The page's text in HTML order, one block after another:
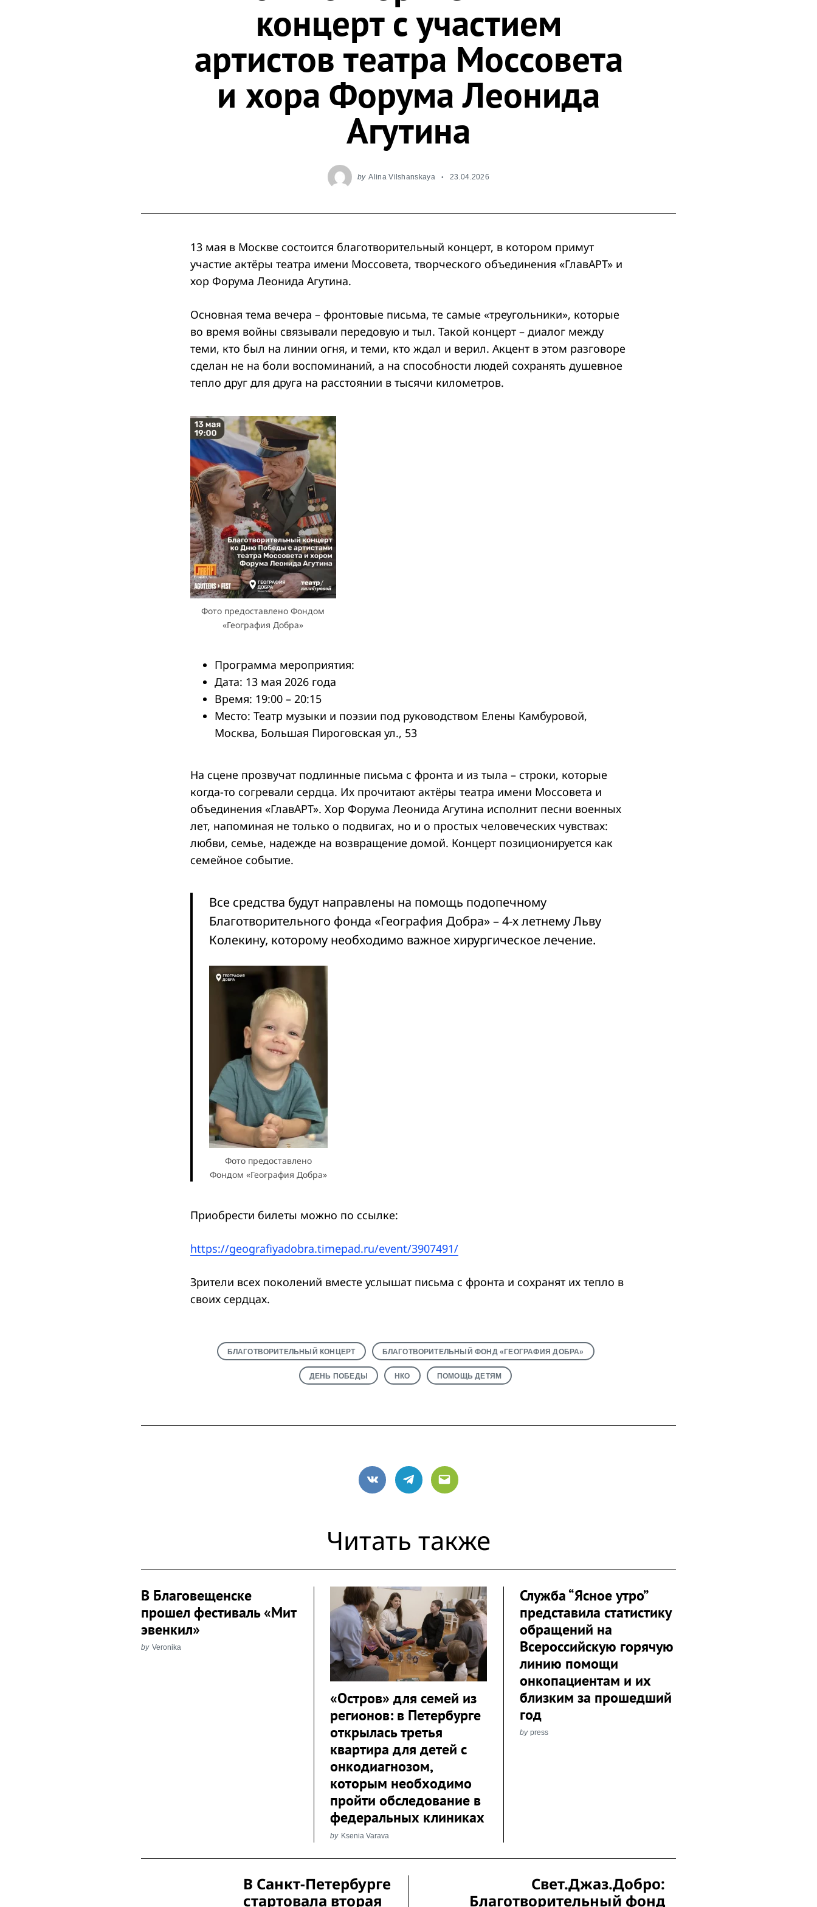
концерт с участием
артистов театра Моссовета
и хора Форума Леонида
Агутина
by Alina Vilshanskaya 23.04.2026
13 мая в Москве состоится благотворительный концерт, в котором примут
участие актёры театра имени Моссовета, творческого объединения «ГлавАРТ» и
хор Форума Леонида Агутина.
Основная тема вечера – фронтовые письма, те самые «треугольники», которые
во время войны связывали передовую и тыл. Такой концерт – диалог между
теми, кто был на линии огня, и теми, кто ждал и верил. Акцент в этом разговоре
сделан не на боли воспоминаний, а на способности людей сохранять душевное
тепло друг для друга на расстоянии в тысячи километров.
Фото предоставлено Фондом
«География Добра»
Программа мероприятия:
Дата: 13 мая 2026 года
Время: 19:00 – 20:15
Место: Театр музыки и поэзии под руководством Елены Камбуровой,
Москва, Большая Пироговская ул., 53
На сцене прозвучат подлинные письма с фронта и из тыла – строки, которые
когда-то согревали сердца. Их прочитают актёры театра имени Моссовета и
объединения «ГлавАРТ». Хор Форума Леонида Агутина исполнит песни военных
лет, напоминая не только о подвигах, но и о простых человеческих чувствах:
любви, семье, надежде на возвращение домой. Концерт позиционируется как
семейное событие.
Все средства будут направлены на помощь подопечному
Благотворительного фонда «География Добра» – 4-х летнему Льву
Колекину, которому необходимо важное хирургическое лечение.
Фото предоставлено
Фондом «География Добра»
Приобрести билеты можно по ссылке:
https://geografiyadobra.timepad.ru/event/3907491/
Зрители всех поколений вместе услышат письма с фронта и сохранят их тепло в
своих сердцах.
БЛАГОТВОРИТЕЛЬНЫЙ КОНЦЕРТ БЛАГОТВОРИТЕЛЬНЫЙ ФОНД «ГЕОГРАФИЯ ДОБРА»
ДЕНЬ ПОБЕДЫ НКО ПОМОЩЬ ДЕТЯМ
VK Telegram
Email
Читать также
В Благовещенске
прошел фестиваль «Мит
эвенкил»
by Veronika
«Остров» для семей из
регионов: в Петербурге
открылась третья
квартира для детей с
онкодиагнозом,
которым необходимо
пройти обследование в
федеральных клиниках
by Ksenia Varava
Служба “Ясное утро”
представила статистику
обращений на
Всероссийскую горячую
линию помощи
онкопациентам и их
близким за прошедший
год
by press
NavigationВ Санкт-Петербурге
стартовала вторая
Свет.Джаз.Добро:
Благотворительный фонд